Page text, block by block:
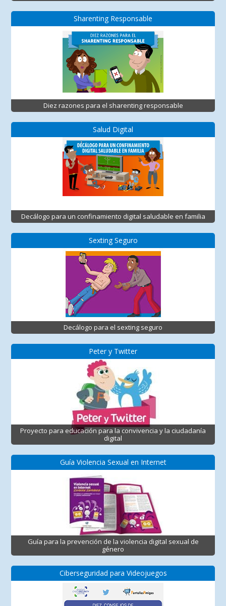
Sharenting Responsable
Diez razones para el sharenting responsable
Salud Digital
Decálogo para un confinamiento digital saludable en familia
Sexting Seguro
Decálogo para el sexting seguro
Peter y Twitter
Proyecto para educación para la convivencia y la ciudadanía
digital
Guía Violencia Sexual en Internet
Guía para la prevención de la violencia digital sexual de
género
Ciberseguridad para Videojuegos